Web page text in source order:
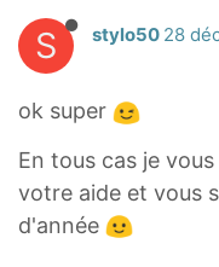
S stylo50 28
ok super
En tous cas je
votre aide et vous
d'année